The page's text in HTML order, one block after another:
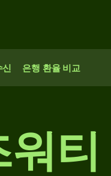
신 은행 환율 비교
워